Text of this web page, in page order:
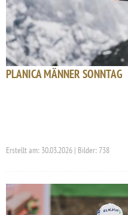
PLANICA MÄNNER SONNTAG
Erstellt am: 30.03.2026 | Bilder: 738